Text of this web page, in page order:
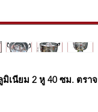
เนียม 2 หู 40 ซม. ตราจ